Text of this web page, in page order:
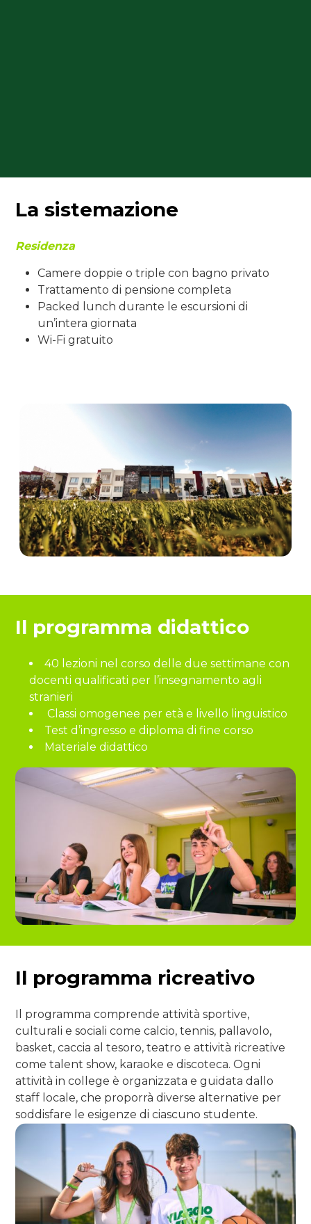
La sistemazione
Residenza
Camere doppie o triple con bagno privato
Trattamento di pensione completa
Packed lunch durante le escursioni di
un’intera giornata
Wi-Fi gratuito
Il programma didattico
40 lezioni nel corso delle due settimane con
docenti qualificati per l’insegnamento agli
stranieri
Classi omogenee per età e livello linguistico
Test d’ingresso e diploma di fine corso
Materiale didattico
Il programma ricreativo
Il programma comprende attività sportive,
culturali e sociali come calcio, tennis, pallavolo,
basket, caccia al tesoro, teatro e attività ricreative
come talent show, karaoke e discoteca. Ogni
attività in college è organizzata e guidata dallo
staff locale, che proporrà diverse alternative per
soddisfare le esigenze di ciascuno studente.